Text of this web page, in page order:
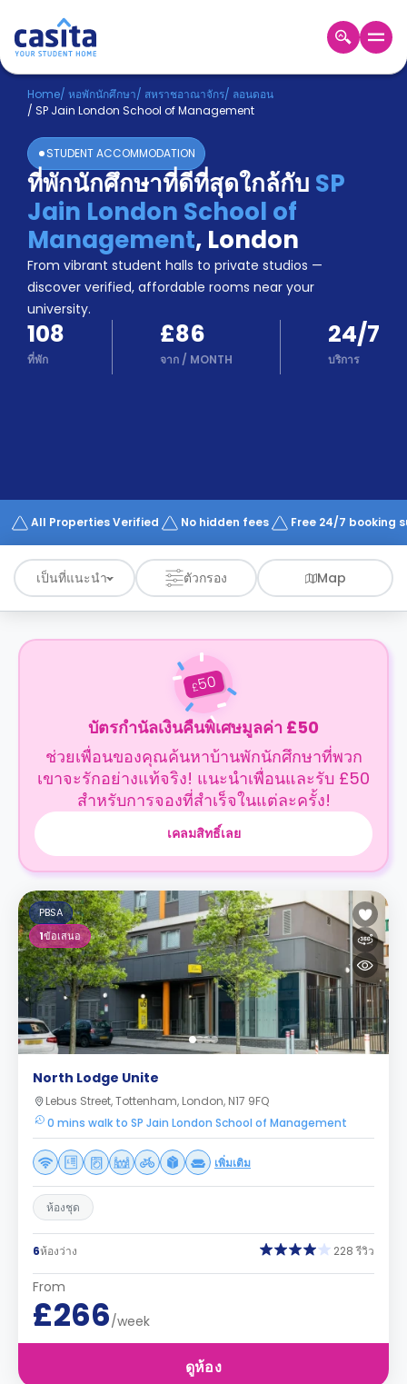
Home TH GBP
เข้าสู่
ระบบ
Booking
Accommodation
About
us
Blog
Refer
And
Earn
Become
A
Partner
Help
Works
Home/ หอพักนักศึกษา/ สหราชอาณาจักร/ ลอนดอน
/ SP Jain London School of Management
STUDENT ACCOMMODATION
ที่พักนักศึกษาที่ดีที่สุดใกล้กับ SP
Jain London School of
Management, London
From vibrant student halls to private studios —
discover verified, affordable rooms near your
university.
108
ที่พัก
£86
จาก / MONTH
24/7
บริการ
All Properties Verified No hidden fees Free 24/7 booking
เป็นที่แนะนำ ตัวกรอง Map
£50
บัตรกำนัลเงินคืนพิเศษมูลค่า £50
ช่วยเพื่อนของคุณค้นหาบ้านพักนักศึกษาที่พวก
เขาจะรักอย่างแท้จริง! แนะนำเพื่อนและรับ £50
สำหรับการจองที่สำเร็จในแต่ละครั้ง!
เคลมสิทธิ์เลย
PBSA
1ข้อเสนอ
North Lodge Unite
Lebus Street, Tottenham, London, N17 9FQ
0 mins walk to SP Jain London School of Management
เพิ่มเติม
ห้องชุด
6ห้องว่าง 228 รีวิว
From
£266/week
ดูห้อง